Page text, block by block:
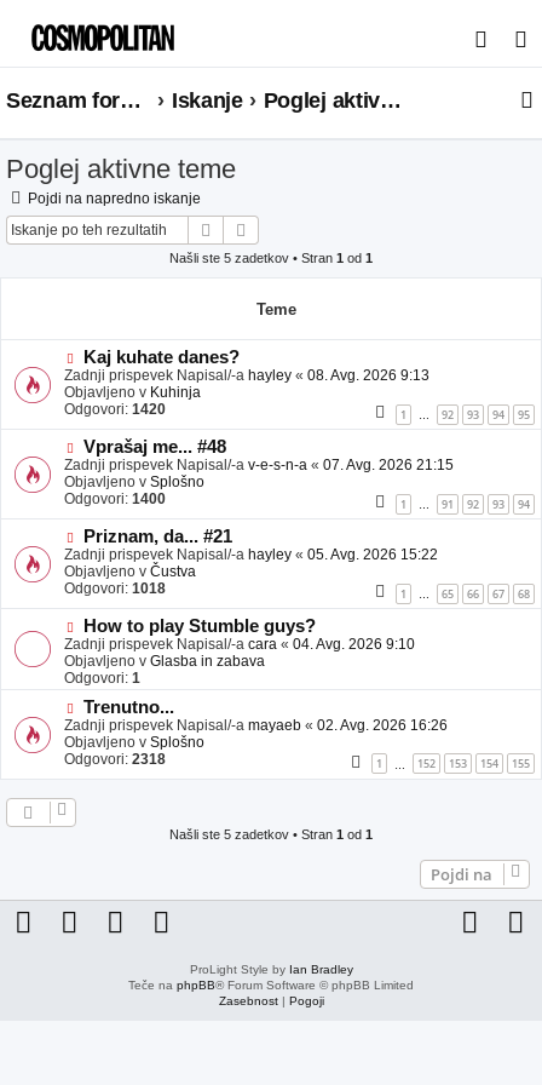
s
a
Seznam forumov Iskanje Poglej aktivne teme
Poglej aktivne teme
Pojdi na napredno iskanje
Iskanje
Našli ste 5 zadetkov • Stran 1 od 1
Teme
N
o
v
e
b
a
v
e
Kaj kuhate danes?
Zadnji prispevek Napisal/-a hayley « 08. Avg. 2026 9:13
Objavljeno v Kuhinja
Odgovori: 1420 1 … 92 93 94 95
N
o
v
e
b
a
v
e
Vprašaj me... #48
Zadnji prispevek Napisal/-a v-e-s-n-a « 07. Avg. 2026 21:15
Objavljeno v Splošno
Odgovori: 1400 1 … 91 92 93 94
N
o
v
e
b
a
v
e
Priznam, da... #21
Zadnji prispevek Napisal/-a hayley « 05. Avg. 2026 15:22
Objavljeno v Čustva
Odgovori: 1018 1 65 66 67 68
N
o
v
e
o
b
j
a
v
e
How to play Stumble guys?
Zadnji prispevek Napisal/-a cara « 04. Avg. 2026 9:10
Objavljeno v Glasba in zabava
Odgovori: 1
N
o
v
e
o
Trenutno...
Zadnji prispevek Napisal/-a mayaeb « 02. Avg. 2026 16:26
Objavljeno v Splošno
Odgovori: 2318 1 152 153 154 155
Našli ste 5 zadetkov • Stran 1 od 1
Pojdi na
ProLight Style by Ian Bradley
Teče na phpBB® Forum Software © phpBB Limited
Zasebnost| Pogoji